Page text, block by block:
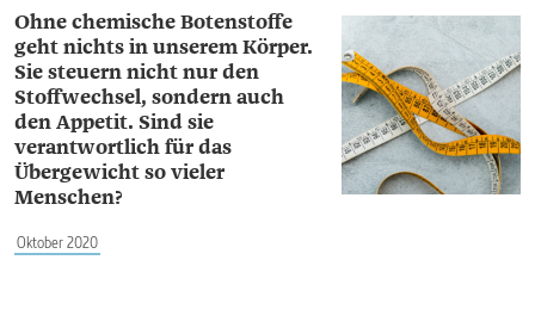
Ohne chemische Botenstoffe
geht nichts in unserem Körper.
Sie steuern nicht nur den
Stoffwechsel, sondern auch
den Appetit. Sind sie
verantwortlich für das
Übergewicht so vieler
Menschen?
Oktober 2020